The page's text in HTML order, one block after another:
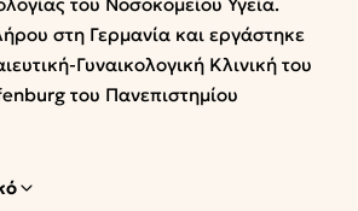
στη Γερμανία και εργάστηκε
Γυναικολογική Κλινική του
του Πανεπιστημίου